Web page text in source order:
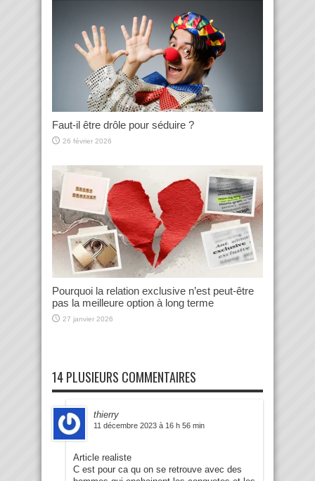
Faut-il être drôle pour séduire ?
26 février 2026
Pourquoi la relation exclusive n’est peut-être
pas la meilleure option à long terme
27 janvier 2026
14 PLUSIEURS COMMENTAIRES
thierry
11 décembre 2023 à 16 h 56 min
Article realiste
C est pour ca qu on se retrouve avec des